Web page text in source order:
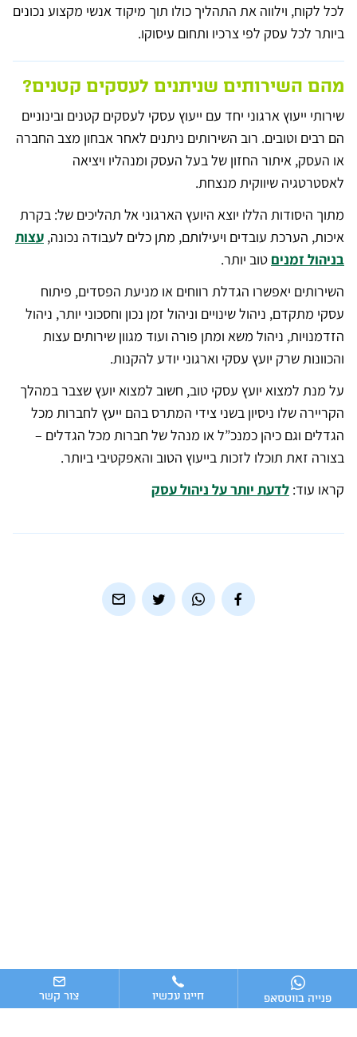
לכל לקוח, וילווה את התהליך כולו תוך מיקוד אנשי מקצוע נכונים
ביותר לכל עסק לפי צרכיו ותחום עיסוקו.
מהם השירותים שניתנים לעסקים קטנים?
שירותי ייעוץ ארגוני יחד עם ייעוץ עסקי לעסקים קטנים ובינוניים
הם רבים וטובים. רוב השירותים ניתנים לאחר אבחון מצב החברה
או העסק, איתור החזון של בעל העסק ומנהליו ויציאה
לאסטרטגיה שיווקית מנצחת.
מתוך היסודות הללו יוצא היועץ הארגוני אל תהליכים של: בקרת
איכות, הערכת עובדים ויעילותם, מתן כלים לעבודה נכונה, עצות
בניהול זמנים טוב יותר.
השירותים יאפשרו הגדלת רווחים או מניעת הפסדים, פיתוח
עסקי מתקדם, ניהול שינויים וניהול זמן נכון וחסכוני יותר, ניהול
הזדמנויות, ניהול משא ומתן פורה ועוד מגוון שירותים עצות
והכוונות שרק יועץ עסקי וארגוני יודע להקנות.
על מנת למצוא יועץ עסקי טוב, חשוב למצוא יועץ שצבר במהלך
הקריירה שלו ניסיון בשני צידי המתרס בהם ייעץ לחברות מכל
הגדלים וגם כיהן כמנכ”ל או מנהל של חברות מכל הגדלים –
בצורה זאת תוכלו לזכות בייעוץ הטוב והאפקטיבי ביותר.
קראו עוד: לדעת יותר על ניהול עסק
פנייה בווטסאפ חייגו עכשיו צור קשר